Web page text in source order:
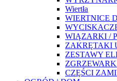
Wiertła
WIERTNICE
WIĄZARKI /
ZAKRĘTAKI
ZESTAWY
CZĘŚCI